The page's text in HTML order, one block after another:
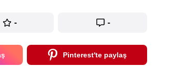
- -
Pinterest'te paylaş